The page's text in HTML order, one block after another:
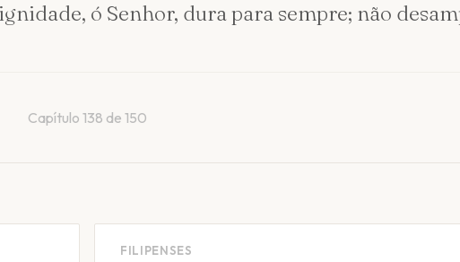
ó Senhor, dura para sempre; não
Capítulo 138 de 150
FILIPENSES